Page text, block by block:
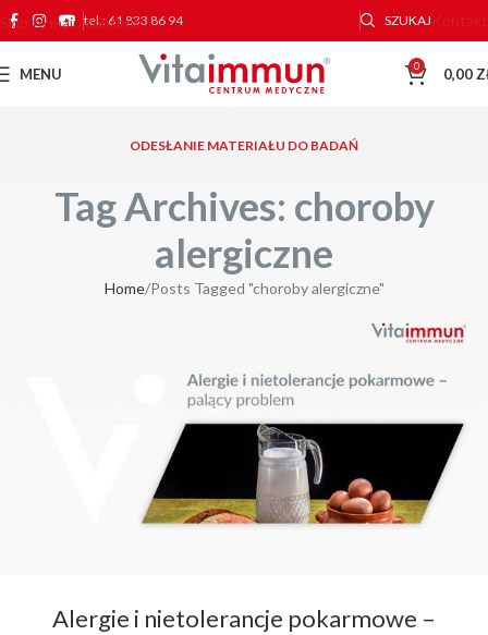
Skip to main content
tel.: 61 833 86 94 SZUKAJ Kontakt
MENU 0 0,00
ODESŁANIE MATERIAŁU DO BADAŃ
Tag Archives: choroby
alergiczne
Home Posts Tagged "choroby alergiczne"
Alergie i nietolerancje pokarmowe –